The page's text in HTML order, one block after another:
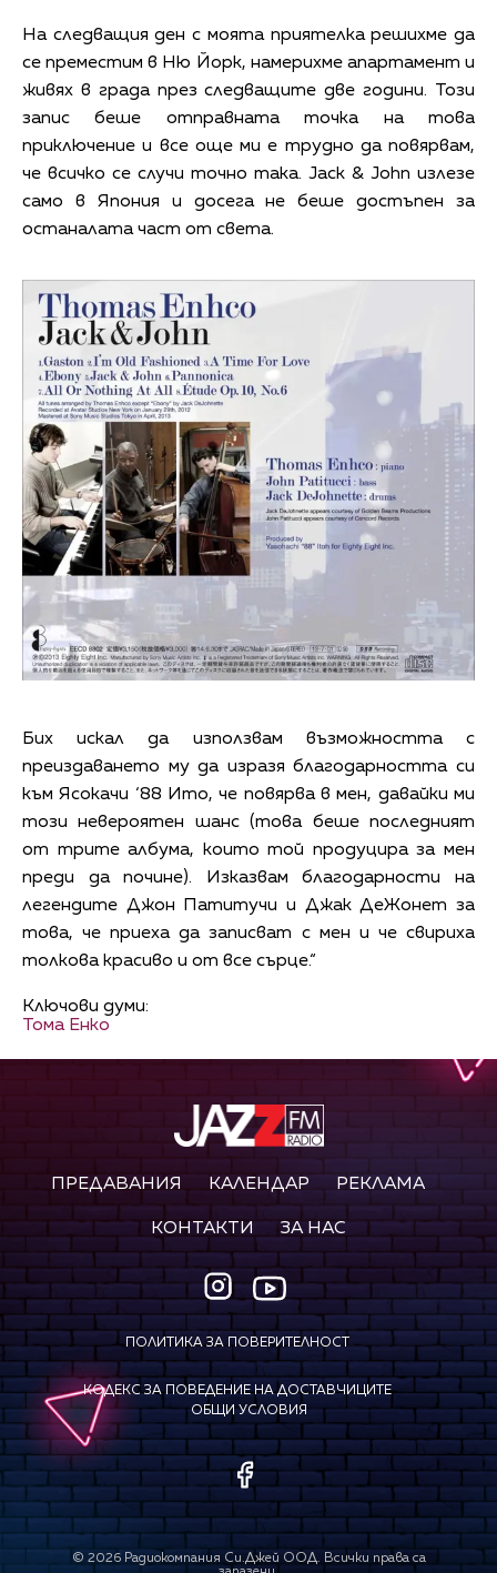
На следващия ден с моята приятелка решихме да
се преместим в Ню Йорк, намерихме апартамент и
живях в града през следващите две години. Този
запис беше отправната точка на това
приключение и все още ми е трудно да повярвам,
че всичко се случи точно така. Jack & John излезе
само в Япония и досега не беше достъпен за
останалата част от света.
Бих искал да използвам възможността с
преиздаването му да изразя благодарността си
към Ясокачи ‘88 Ито, че повярва в мен, давайки ми
този невероятен шанс (това беше последният
от трите албума, които той продуцира за мен
преди да почине). Изказвам благодарности на
легендите Джон Патитучи и Джак ДеЖонет за
това, че приеха да записват с мен и че свириха
толкова красиво и от все сърце.“
Ключови думи:
Тома Енко
ПРЕДАВАНИЯ КАЛЕНДАР РЕКЛАМА
КОНТАКТИ ЗА НАС
ПОЛИТИКА ЗА ПОВЕРИТЕЛНОСТ
КОДЕКС ЗА ПОВЕДЕНИЕ НА ДОСТАВЧИЦИТЕ
ОБЩИ УСЛОВИЯ
© 2026Радиокомпания Си.Джей ООД. Всички права са